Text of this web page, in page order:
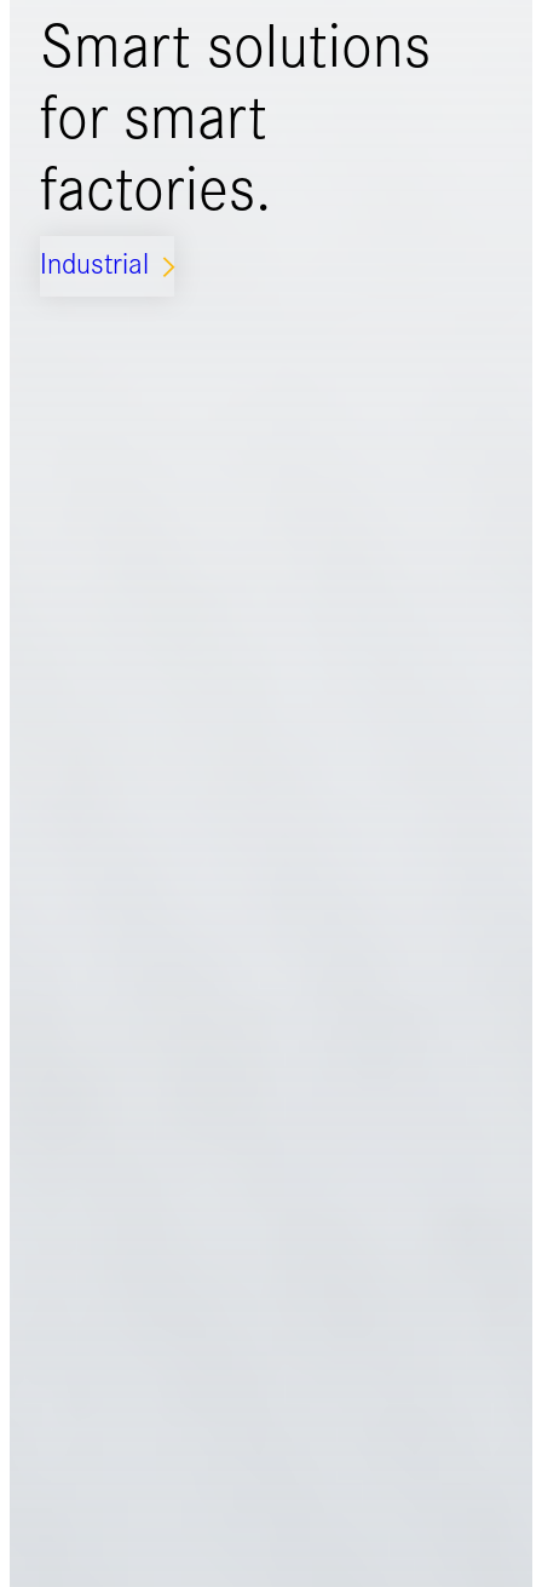
Smart solutions
for smart
factories.
Industrial ARROW_FORWARD_IOS